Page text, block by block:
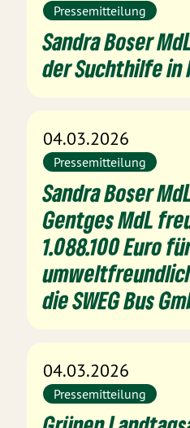
Pressemitteilung
Sandra Boser
der Suchthilfe in
04.03.2026
Pressemitteilung
Sandra Boser
Gentges MdL
1.088.100 Euro
die SWEG Bus
04.03.2026
Pressemitteilung